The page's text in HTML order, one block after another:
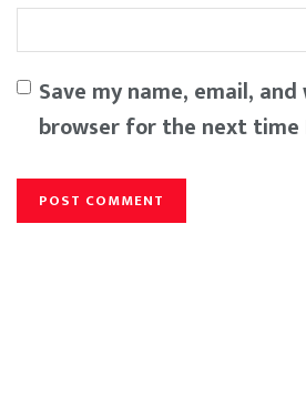
Save my name, email,
browser for the next time